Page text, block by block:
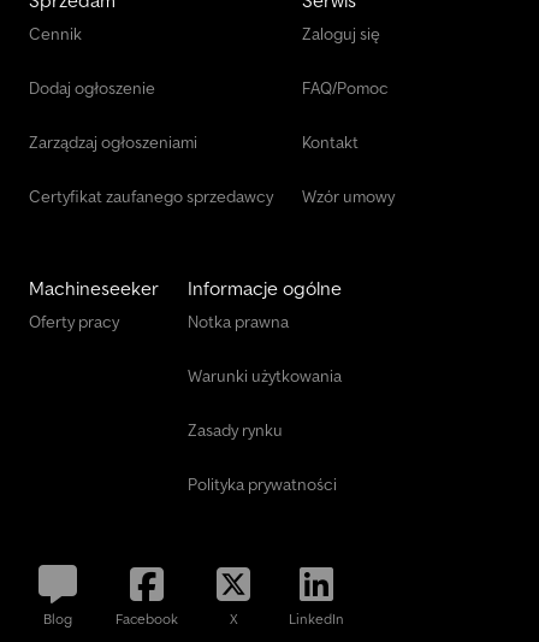
Cennik
Dodaj ogłoszenie
Zarządzaj ogłoszeniami
Certyfikat zaufanego sprzedawcy
Zaloguj się
FAQ/Pomoc
Kontakt
Wzór umowy
Machineseeker
Oferty pracy
Informacje ogólne
Notka prawna
Warunki użytkowania
Zasady rynku
Polityka prywatności
Blog Facebook X LinkedIn